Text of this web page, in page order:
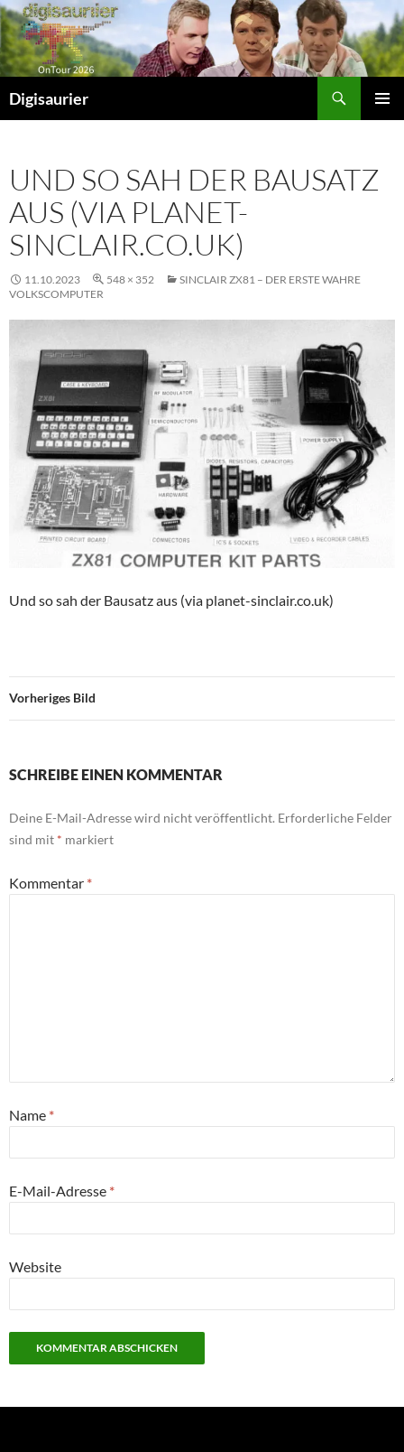
Zum
Inhalt
springen
Digisaurier
UND SO SAH DER BAUSATZ
AUS (VIA PLANET-
SINCLAIR.CO.UK)
11.10.2023 548 × 352
SINCLAIR ZX81 – DER ERSTE WAHRE
VOLKSCOMPUTER
Und so sah der Bausatz aus (via planet-sinclair.co.uk)
Vorheriges Bild
SCHREIBE EINEN KOMMENTAR
Deine E-Mail-Adresse wird nicht veröffentlicht. Erforderliche Felder
sind mit * markiert
Kommentar *
Name *
E-Mail-Adresse *
Website